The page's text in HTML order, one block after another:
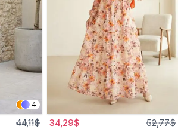
4
44,11$ 34,29$ 52,77$